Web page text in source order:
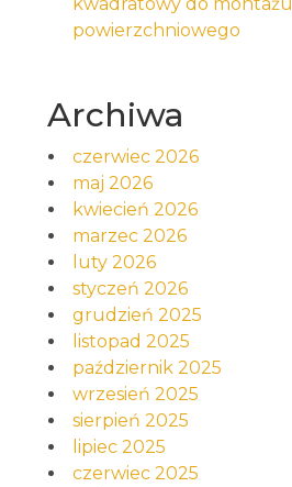
powierzchniowego
Archiwa
czerwiec 2026
maj 2026
kwiecień 2026
marzec 2026
luty 2026
styczeń 2026
grudzień 2025
listopad 2025
październik 2025
wrzesień 2025
sierpień 2025
lipiec 2025
czerwiec 2025